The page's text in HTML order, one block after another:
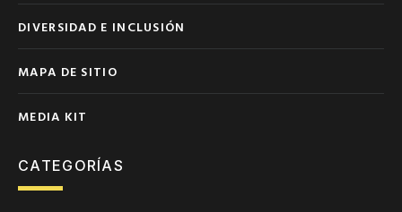
DIVERSIDAD E INCLUSIÓN
MAPA DE SITIO
MEDIA KIT
CATEGORÍAS